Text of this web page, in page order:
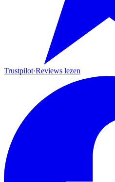
Trustpilot·Reviews lezen